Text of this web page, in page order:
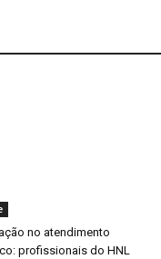
no atendimento
profissionais do HNL